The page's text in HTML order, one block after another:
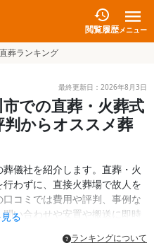
閲覧履歴メニュー
直葬ランキング
最終更新日： 2026年8月3日
市での直葬・火葬式
からオススメ葬
儀社を紹介します。直葬・火
わずに、直接火葬場で故人を
コミでは費用や評判、事例な
い合わせや安置や搬送に即時
る
ランキングについて